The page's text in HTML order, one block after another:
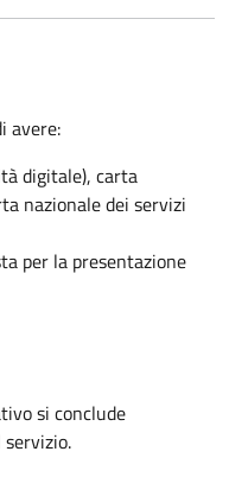
avere:
digitale), carta
nazionale dei servizi
per la presentazione
si conclude